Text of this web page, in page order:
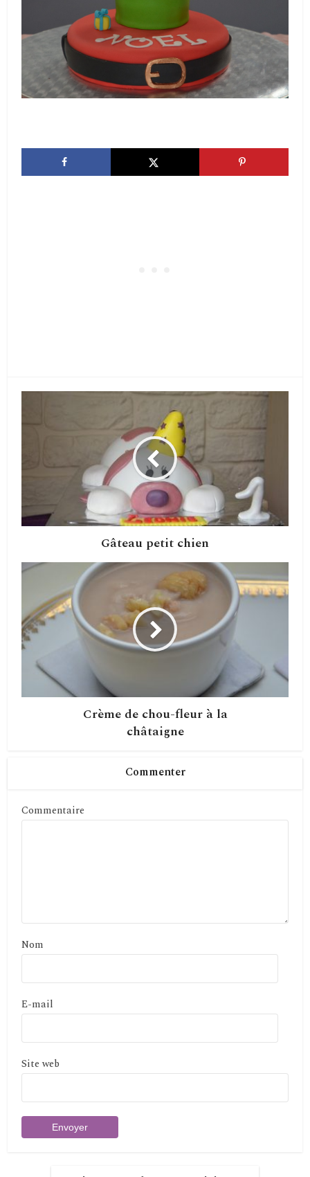
Gâteau petit chien
Crème de chou-fleur à la
châtaigne
Commenter
Commentaire
Nom
E-mail
Site web